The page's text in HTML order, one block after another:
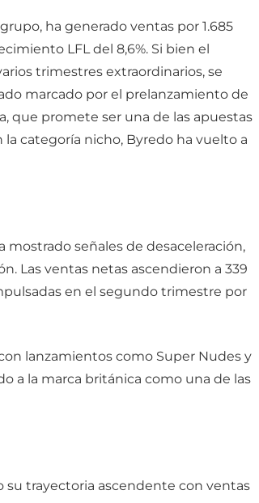
ha generado ventas por 1.685
LFL del 8,6%. Si bien el
trimestres extraordinarios, se
marcado por el prelanzamiento de
que promete ser una de las apuestas
categoría nicho, Byredo ha vuelto a
señales de desaceleración,
Las ventas netas ascendieron a 339
en el segundo trimestre por
lanzamientos como Super Nudes y
a la marca británica como una de las
su trayectoria ascendente con ventas